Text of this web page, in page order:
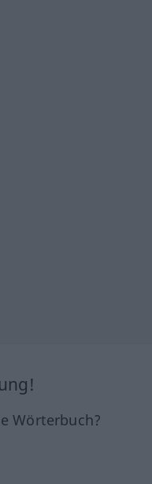
Wörterbuch?